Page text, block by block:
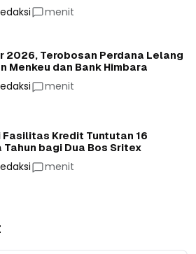
menit
2026, Terobosan Perdana Lelang
Menkeu dan Bank Himbara
menit
Fasilitas Kredit Tuntutan 16
Tahun bagi Dua Bos Sritex
menit